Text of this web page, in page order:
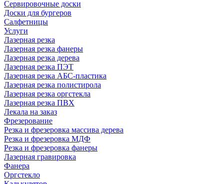
Сервировочные доски
Доски для бургеров
Салфетницы
Услуги
Лазерная резка
Лазерная резка фанеры
Лазерная резка дерева
Лазерная резка ПЭТ
Лазерная резка АБС-пластика
Лазерная резка полистирола
Лазерная резка оргстекла
Лазерная резка ПВХ
Лекала на заказ
Фрезерование
Резка и фрезеровка массива дерева
Резка и фрезеровка МДФ
Резка и фрезеровка фанеры
Лазерная гравировка
Фанера
Орг­стек­ло